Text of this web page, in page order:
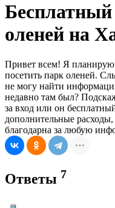
оленей на
Привет всем! Я планирую
посетить парк оленей.
не могу найти
недавно там был?
за вход или он
дополнительные расходы,
благодарна за любую
Ответы 7